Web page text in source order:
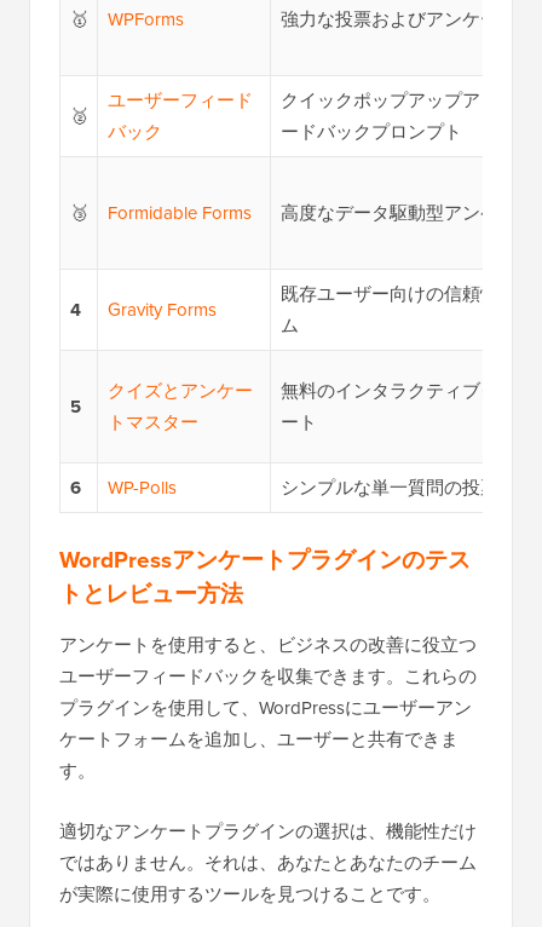
🥇 WPForms 強力な投票およびアンケートフ
🥈
ユーザーフィード
バック
クイックポップアップアンケー
ードバックプロンプト
🥉 Formidable Forms 高度なデータ駆動型アンケート
4 Gravity Forms
既存ユーザー向けの信頼性の高
ム
5
クイズとアンケー
トマスター
無料のインタラクティブクイズ
ート
6 WP-Polls シンプルな単一質問の投票
WordPressアンケートプラグインのテス
トとレビュー方法
アンケートを使用すると、ビジネスの改善に役立つ
ユーザーフィードバックを収集できます。これらの
プラグインを使用して、WordPressにユーザーアン
ケートフォームを追加し、ユーザーと共有できま
す。
適切なアンケートプラグインの選択は、機能性だけ
ではありません。それは、あなたとあなたのチーム
が実際に使用するツールを見つけることです。